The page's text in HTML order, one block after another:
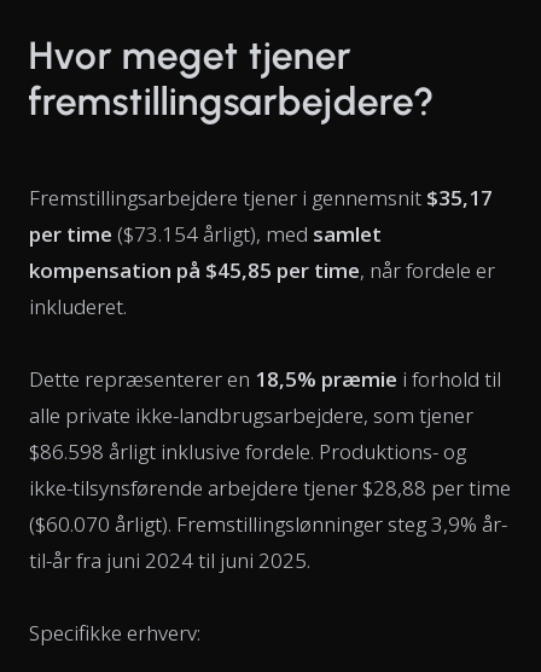
Hvor meget tjener
fremstillingsarbejdere?
Fremstillingsarbejdere tjener i gennemsnit $35,17
per time ($73.154 årligt), med samlet
kompensation på $45,85 per time, når fordele er
inkluderet.
Dette repræsenterer en 18,5% præmie i forhold til
alle private ikke-landbrugsarbejdere, som tjener
$86.598 årligt inklusive fordele. Produktions- og
ikke-tilsynsførende arbejdere tjener $28,88 per time
($60.070 årligt). Fremstillingslønninger steg 3,9% år-
til-år fra juni 2024 til juni 2025.
Specifikke erhverv: